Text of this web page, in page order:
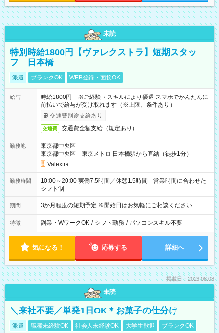
未読
特別時給1800円【ヴァレクストラ】短期スタッ
フ 日本橋
派遣 ブランクOK WEB登録・面接OK
給与
時給1800円 ※ご経験・スキルにより優遇 スマホでかんたんに
前払いで給与が受け取れます（※上限、条件あり）
交通費別途支給あり
交通費 交通費全額支給（規定あり）
勤務地
東京都中央区
東京都中央区 東京メトロ 日本橋駅から直結（徒歩1分）
Valextra
勤務時間
10:00～20:00 実働7.5時間／休憩1.5時間 営業時間に合わせた
シフト制
期間 3か月程度の短期予定 ※開始日はお気軽にご相談ください
特徴 副業・WワークOK / シフト勤務 / パソコンスキル不要
気になる！ 応募する 詳細へ
掲載日：2026.08.08
未読
＼来社不要／単発1日OK＊お菓子の仕分け
派遣 職種未経験OK 社会人未経験OK 大学生歓迎
ブランクOK